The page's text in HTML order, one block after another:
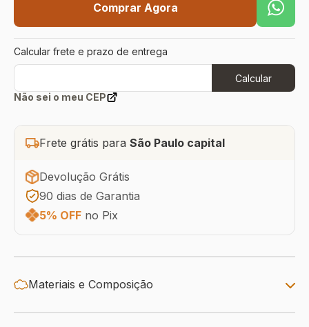
Comprar Agora
Calcular frete e prazo de entrega
Calcular
Não sei o meu CEP
Frete grátis para São Paulo capital
Devolução Grátis
90 dias de Garantia
5% OFF no Pix
Materiais e Composição